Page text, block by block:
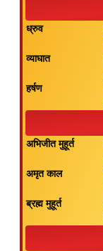
ध्रुव
व्याघात
हर्षण
अभिजीत मुहूर्त
अमृत काल
ब्रह्म मुहूर्त